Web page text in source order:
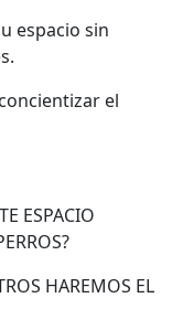
espacio sin
el
ESPACIO
HAREMOS EL